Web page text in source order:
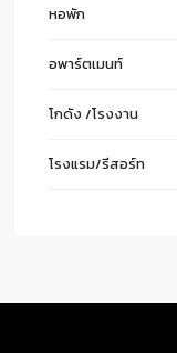
หอพัก
อพาร์ตเมนท์
โกดัง /โรงงาน
โรงแรม/รีสอร์ท